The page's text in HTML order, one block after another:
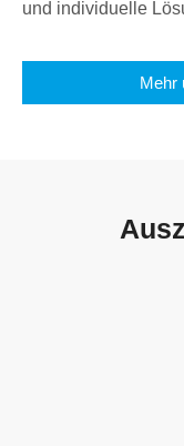
und individuelle
Mehr